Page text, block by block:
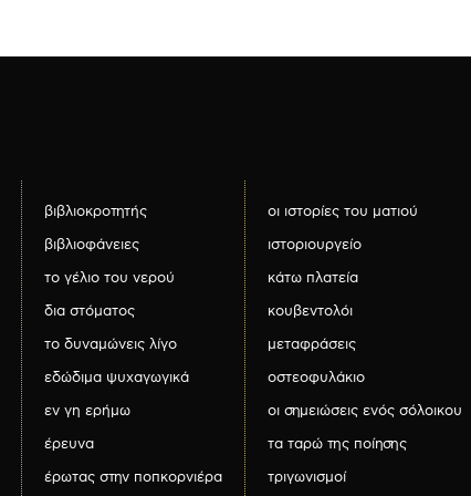
βιβλιοκροτητής
βιβλιοφάνειες
το γέλιο του νερού
δια στόματος
το δυναμώνεις λίγο
εδώδιμα ψυχαγωγικά
εν γη ερήμω
έρευνα
έρωτας στην ποπκορνιέρα
οι ιστορίες του ματιού
ιστοριουργείο
κάτω πλατεία
κουβεντολόι
μεταφράσεις
οστεοφυλάκιο
οι σημειώσεις ενός σόλοικου
τα ταρώ της ποίησης
τριγωνισμοί